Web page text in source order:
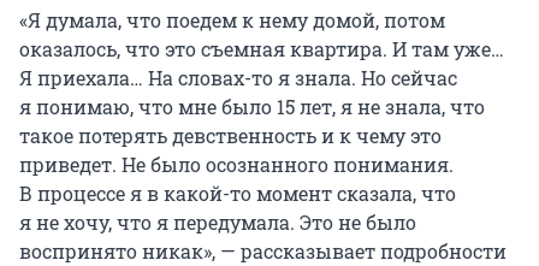
«Я думала, что поедем к нему домой, потом
оказалось, что это съемная квартира. И там уже…
Я приехала… На словах-то я знала. Но сейчас
я понимаю, что мне было 15 лет, я не знала, что
такое потерять девственность и к чему это
приведет. Не было осознанного понимания.
В процессе я в какой-то момент сказала, что
я не хочу, что я передумала. Это не было
воспринято никак», — рассказывает подробности